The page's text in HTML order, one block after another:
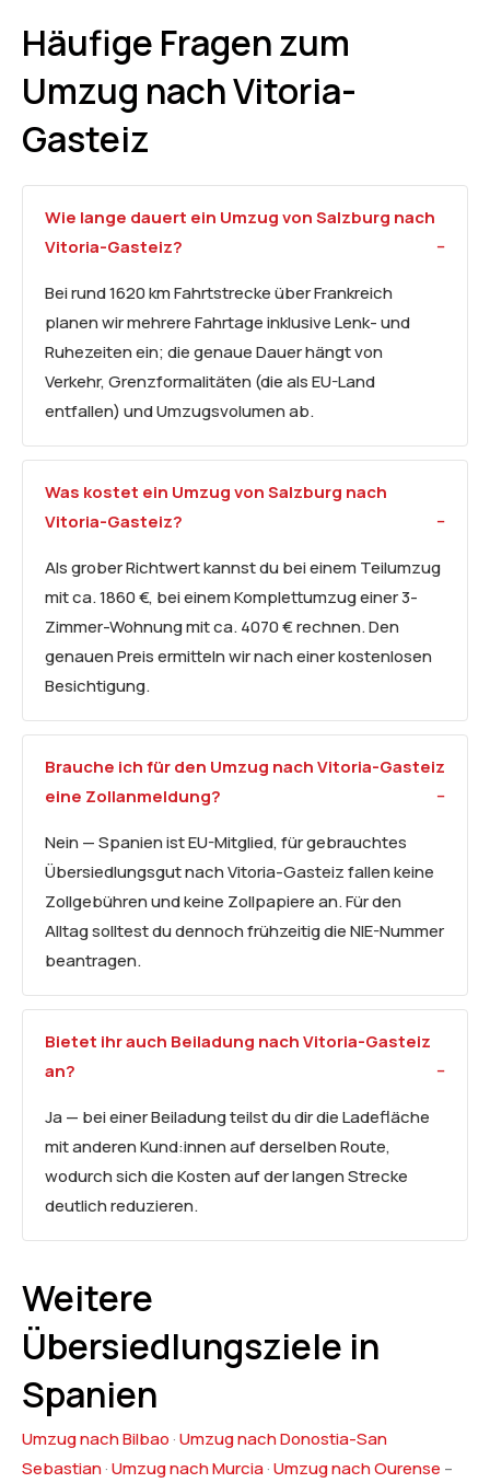
Häufige Fragen zum
Umzug nach Vitoria-
Gasteiz
Wie lange dauert ein Umzug von Salzburg nach
Vitoria-Gasteiz?
Bei rund 1620 km Fahrtstrecke über Frankreich
planen wir mehrere Fahrtage inklusive Lenk- und
Ruhezeiten ein; die genaue Dauer hängt von
Verkehr, Grenzformalitäten (die als EU-Land
entfallen) und Umzugsvolumen ab.
Was kostet ein Umzug von Salzburg nach
Vitoria-Gasteiz?
Als grober Richtwert kannst du bei einem Teilumzug
mit ca. 1860 €, bei einem Komplettumzug einer 3-
Zimmer-Wohnung mit ca. 4070 € rechnen. Den
genauen Preis ermitteln wir nach einer kostenlosen
Besichtigung.
Brauche ich für den Umzug nach Vitoria-Gasteiz
eine Zollanmeldung?
Nein — Spanien ist EU-Mitglied, für gebrauchtes
Übersiedlungsgut nach Vitoria-Gasteiz fallen keine
Zollgebühren und keine Zollpapiere an. Für den
Alltag solltest du dennoch frühzeitig die NIE-Nummer
beantragen.
Bietet ihr auch Beiladung nach Vitoria-Gasteiz
an?
Ja — bei einer Beiladung teilst du dir die Ladefläche
mit anderen Kund:innen auf derselben Route,
wodurch sich die Kosten auf der langen Strecke
deutlich reduzieren.
Weitere
Übersiedlungsziele in
Spanien
Umzug nach Bilbao ·Umzug nach Donostia-San
Sebastian·Umzug nach Murcia·Umzug nach Ourense –